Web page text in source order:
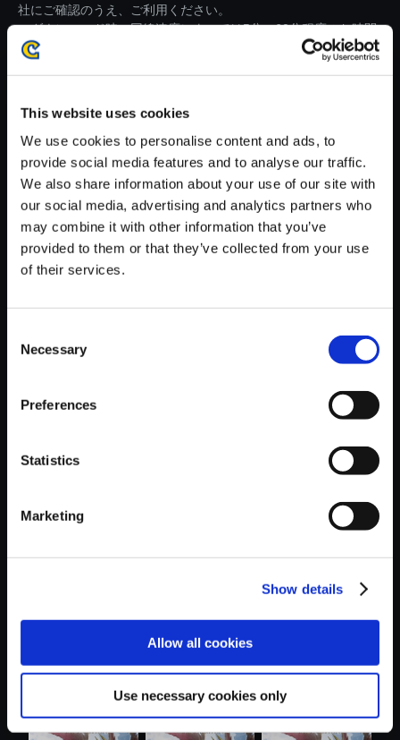
This website uses cookies
We use cookies to personalise content and ads, to
provide social media features and to analyse our traffic.
We also share information about your use of our site with
our social media, advertising and analytics partners who
may combine it with other information that you’ve
provided to them or that they’ve collected from your use
of their services.
Selection
Necessary
Preferences
Statistics
Marketing
Show details
Allow all cookies
Use necessary cookies only
社にご確認のうえ、ご利用ください。
・ダウンロード時、回線速度によっては5分～60分程度のお時間
がかかる場合がございます。
※ご購入いただいたファイルのダウンロードの際には、通信環境
【単曲】モンスターハンターラ
イズ:サンブレイク オリジナル・
150円
【単曲】モンスタ